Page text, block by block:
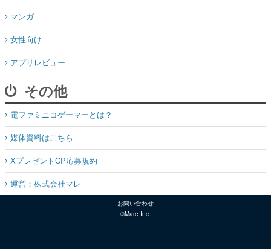
マンガ
女性向け
アプリレビュー
その他
電ファミニコゲーマーとは？
媒体資料はこちら
XプレゼントCP応募規約
運営：株式会社マレ
お問い合わせ
©Mare Inc.